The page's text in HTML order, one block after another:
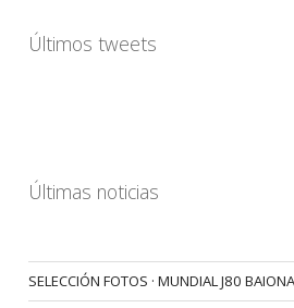
Últimos tweets
Últimas noticias
SELECCIÓN FOTOS · MUNDIAL J80